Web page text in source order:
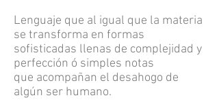
Lenguaje que al igual que la materia
se transforma en formas
sofisticadas llenas de complejidad y
perfección ó simples notas
que acompañan el desahogo de
algún ser humano.